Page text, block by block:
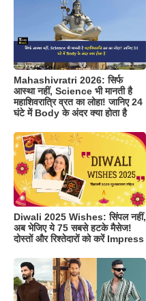
Mahashivratri 2026: सिर्फ
आस्था नहीं, Science भी मानती है
महाशिवरात्रि व्रत का लोहा! जानिए 24
घंटे में Body के अंदर क्या होता है
Diwali 2025 Wishes: सिंपल नहीं,
अब भेजिए ये 75 सबसे हटके मैसेज!
दोस्तों और रिश्तेदारों को करें Impress